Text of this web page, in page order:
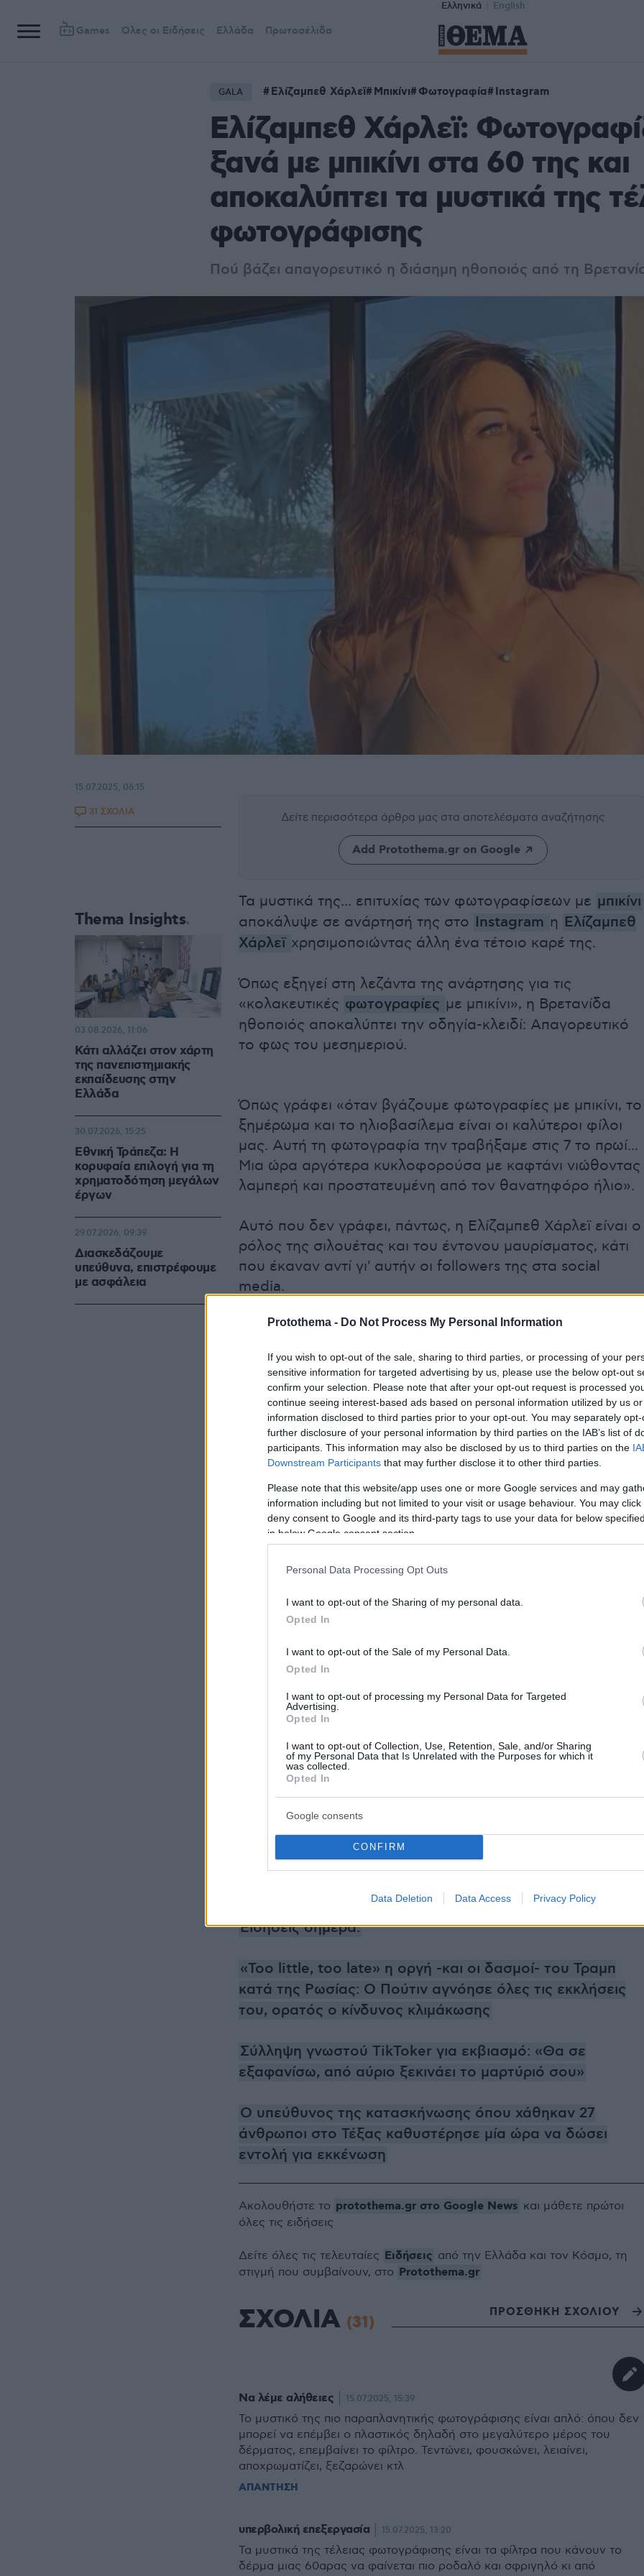
Protothema - Do Not Process My Personal Information
If you wish to opt-out of the sale, sharing to third parties, or processing of your
sensitive information for targeted advertising by us, please use the below opt-out
confirm your selection. Please note that after your opt-out request is processed
continue seeing interest-based ads based on personal information utilized by us
information disclosed to third parties prior to your opt-out. You may separately
further disclosure of your personal information by third parties on the IAB’s list of
participants. This information may also be disclosed by us to third parties on the
Downstream Participants that may further disclose it to other third parties.
Please note that this website/app uses one or more Google services and may
information including but not limited to your visit or usage behaviour. You may
deny consent to Google and its third-party tags to use your data for below
in below Google consent section.
Personal Data Processing Opt Outs
I want to opt-out of the Sharing of my personal data.
Opted In
I want to opt-out of the Sale of my Personal Data.
Opted In
I want to opt-out of processing my Personal Data for Targeted
Advertising.
Opted In
I want to opt-out of Collection, Use, Retention, Sale, and/or Sharing
of my Personal Data that Is Unrelated with the Purposes for which it
was collected.
Opted In
Google consents
CONFIRM
Data Deletion Data Access Privacy Policy
Ελληνικά English
Games Όλες οι Ειδήσεις Ελλάδα Πρωτοσέλιδα
GALA Ελίζαμπεθ Χάρλεϊ Μπικίνι Φωτογραφία Instagram
Ελίζαμπεθ Χάρλεϊ:
ξανά με μπικίνι στα 60 της και
αποκαλύπτει τα μυστικά της
φωτογράφισης
Πού βάζει απαγορευτικό η διάσημη ηθοποιός από τη
Δείτε περισσότερα άρθρα μας στα αποτελέσματα αναζήτησης
Add Protothema.gr on Google
Τα μυστικά της... επιτυχίας των φωτογραφίσεων με μπικίνι
αποκάλυψε σε ανάρτησή της στο Instagram η Ελίζαμπεθ
Χάρλεϊ χρησιμοποιώντας άλλη ένα τέτοιο καρέ της.
Όπως εξηγεί στη λεζάντα της ανάρτησης για τις
«κολακευτικές φωτογραφίες με μπικίνι», η Βρετανίδα
ηθοποιός αποκαλύπτει την οδηγία-κλειδί: Απαγορευτικό
το φως του μεσημεριού.
Όπως γράφει «όταν βγάζουμε φωτογραφίες με μπικίνι, το
ξημέρωμα και το ηλιοβασίλεμα είναι οι καλύτεροι φίλοι
μας. Αυτή τη φωτογραφία την τραβήξαμε στις 7 το πρωί...
Μια ώρα αργότερα κυκλοφορούσα με καφτάνι νιώθοντας
λαμπερή και προστατευμένη από τον θανατηφόρο ήλιο».
Αυτό που δεν γράφει, πάντως, η Ελίζαμπεθ Χάρλεϊ είναι ο
ρόλος της σιλουέτας και του έντονου μαυρίσματος, κάτι
που έκαναν αντί γι' αυτήν οι followers της στα social
media.
«Είσαι καταπληκτική αλλά είναι καλό να γνωρίζουμε τα
καταστροφικό», «είσαι φωτιά σε κάθε ηλικία» ήταν μερικά
από τα σχόλια για τη Βρετανίδα ηθοποιό.
A post shared by Elizabeth Hurley (@elizabethhurley1)
Ειδήσεις σήμερα:
«Too little, too late» η οργή -και οι δασμοί- του Τραμπ
κατά της Ρωσίας: Ο Πούτιν αγνόησε όλες τις εκκλήσεις
του, ορατός ο κίνδυνος κλιμάκωσης
Σύλληψη γνωστού TikToker για εκβιασμό: «Θα σε
εξαφανίσω, από αύριο ξεκινάει το μαρτύριό σου»
Ο υπεύθυνος της κατασκήνωσης όπου χάθηκαν 27
άνθρωποι στο Τέξας καθυστέρησε μία ώρα να δώσει
εντολή για εκκένωση
15.07.2025, 06:15
31 ΣΧΟΛΙΑ
Thema Insights
Κάτι αλλάζει στον χάρτη
της πανεπιστημιακής
εκπαίδευσης στην
Ελλάδα
03.08.2026, 11:06
Εθνική Τράπεζα: Η
κορυφαία επιλογή για τη
χρηματοδότηση μεγάλων
έργων
30.07.2026, 15:25
Διασκεδάζουμε
υπεύθυνα, επιστρέφουμε
με ασφάλεια
29.07.2026, 09:39
Ακολουθήστε το protothema.gr στο Google News και μάθετε πρώτοι
όλες τις ειδήσεις
Δείτε όλες τις τελευταίες Ειδήσεις από την Ελλάδα και τον Κόσμο, τη
στιγμή που συμβαίνουν, στο Protothema.gr
ΣΧΟΛΙΑ (31) ΠΡΟΣΘΗΚΗ ΣΧΟΛΙΟΥ
Να λέμε αλήθειες 15.07.2025, 15:39
Το μυστικό της πιο παραπλανητικής φωτογράφισης είναι απλό: όπου δεν
μπορεί να επέμβει ο πλαστικός δηλαδή στο μεγαλύτερο μέρος του
δέρματος, επεμβαίνει το φίλτρο. Τεντώνει, φουσκώνει, λειαίνει,
αποχρωματίζει, ξεζαρώνει κτλ
ΑΠΑΝΤΗΣΗ
υπερβολική επεξεργασία 15.07.2025, 13:20
Τα μυστικά της τέλειας φωτογράφισης είναι τα φίλτρα που κάνουν το
δέρμα μιας 60αρας να φαίνεται πιο ροδαλό και σφριγηλό κι από